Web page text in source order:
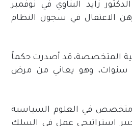
زايد البناوي في نوفمبر
رهن الاعتقال في سجون النظام
المتخصصة، قد أصدرت حكماً
ضده بالسجن مدة 4 سنوات، وهو يعاني من مرض
متخصص في العلوم السياسية
خبير استراتيجي عمل في السلك